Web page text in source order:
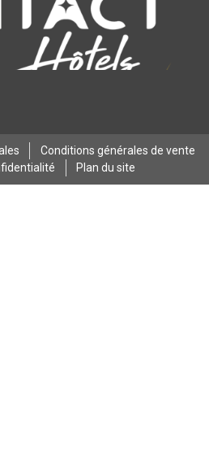
Conditions générales de vente
Plan du site